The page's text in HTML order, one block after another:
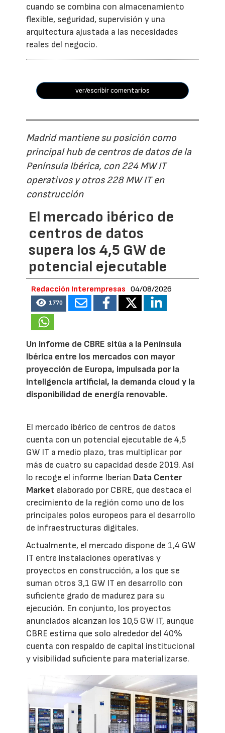
cuando se combina con almacenamiento
flexible, seguridad, supervisión y una
arquitectura ajustada a las necesidades
reales del negocio.
ver/escribir comentarios
Madrid mantiene su posición como
principal hub de centros de datos de la
Península Ibérica, con 224 MW IT
operativos y otros 228 MW IT en
construcción
El mercado ibérico de
centros de datos
supera los 4,5 GW de
potencial ejecutable
Redacción Interempresas 04/08/2026
1770
Un informe de CBRE sitúa a la Península
Ibérica entre los mercados con mayor
proyección de Europa, impulsada por la
inteligencia artificial, la demanda cloud y la
disponibilidad de energía renovable.
El mercado ibérico de centros de datos
cuenta con un potencial ejecutable de 4,5
GW IT a medio plazo, tras multiplicar por
más de cuatro su capacidad desde 2019. Así
lo recoge el informe Iberian Data Center
Market elaborado por CBRE, que destaca el
crecimiento de la región como uno de los
principales polos europeos para el desarrollo
de infraestructuras digitales.
Actualmente, el mercado dispone de 1,4 GW
IT entre instalaciones operativas y
proyectos en construcción, a los que se
suman otros 3,1 GW IT en desarrollo con
suficiente grado de madurez para su
ejecución. En conjunto, los proyectos
anunciados alcanzan los 10,5 GW IT, aunque
CBRE estima que solo alrededor del 40%
cuenta con respaldo de capital institucional
y visibilidad suficiente para materializarse.